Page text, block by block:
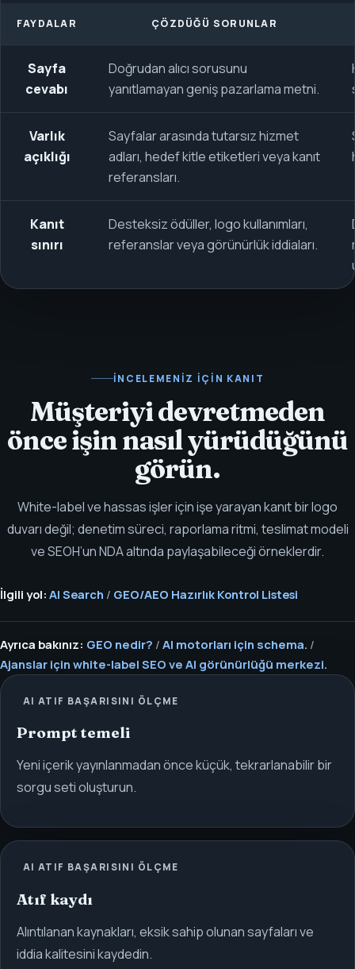
FAYDALAR ÇÖZDÜĞÜ SORUNLAR
Sayfa
cevabı
Doğrudan alıcı sorusunu
yanıtlamayan geniş pazarlama metni.
Varlık
açıklığı
Sayfalar arasında tutarsız hizmet
adları, hedef kitle etiketleri veya kanıt
referansları.
Kanıt
sınırı
Desteksiz ödüller, logo kullanımları,
referanslar veya görünürlük iddiaları.
İNCELEMENIZ IÇIN KANIT
Müşteriyi devretmeden
önce işin nasıl yürüdüğünü
görün.
White-label ve hassas işler için işe yarayan kanıt bir logo
duvarı değil; denetim süreci, raporlama ritmi, teslimat modeli
ve SEOH’un NDA altında paylaşabileceği örneklerdir.
İlgili yol: AI Search / GEO/AEO Hazırlık Kontrol Listesi
Ayrıca bakınız: GEO nedir? / AI motorları için schema. /
Ajanslar için white-label SEO ve AI görünürlüğü merkezi.
AI ATIF BAŞARISINI ÖLÇME
Prompt temeli
Yeni içerik yayınlanmadan önce küçük, tekrarlanabilir bir
sorgu seti oluşturun.
AI ATIF BAŞARISINI ÖLÇME
Atıf kaydı
Alıntılanan kaynakları, eksik sahip olunan sayfaları ve
iddia kalitesini kaydedin.